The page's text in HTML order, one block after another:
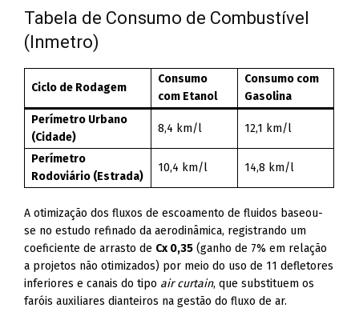
Tabela de Consumo de Combustível
(Inmetro)
Ciclo de Rodagem
Consumo
com Etanol
Consumo com
Gasolina
Perímetro Urbano
(Cidade)
8,4 km/l 12,1 km/l
Perímetro
Rodoviário (Estrada)
10,4 km/l 14,8 km/l
A otimização dos fluxos de escoamento de fluidos baseou-
se no estudo refinado da aerodinâmica, registrando um
coeficiente de arrasto de Cx 0,35 (ganho de 7% em relação
a projetos não otimizados) por meio do uso de 11 defletores
inferiores e canais do tipo air curtain, que substituem os
faróis auxiliares dianteiros na gestão do fluxo de ar.